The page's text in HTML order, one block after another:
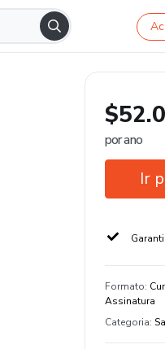
por ano
Ir
Formato:
Assinatura
Categoria: